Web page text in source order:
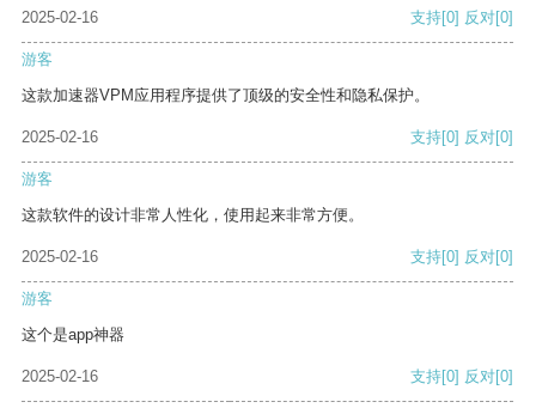
2025-02-16 支持[0] 反对[0]
游客
这款加速器VPM应用程序提供了顶级的安全性和隐私保护。
2025-02-16 支持[0] 反对[0]
游客
这款软件的设计非常人性化，使用起来非常方便。
2025-02-16 支持[0] 反对[0]
游客
这个是app神器
2025-02-16 支持[0] 反对[0]